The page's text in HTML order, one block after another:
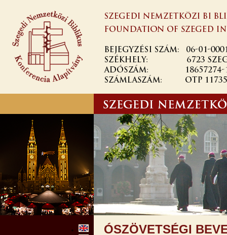
ÓSZÖVETSÉGI